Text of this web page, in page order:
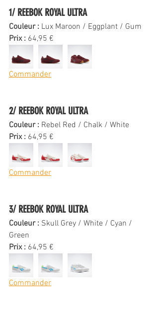
1/ REEBOK ROYAL ULTRA
Couleur : Lux Maroon / Eggplant / Gum
Prix : 64,95 €
Commander
2/ REEBOK ROYAL ULTRA
Couleur : Rebel Red / Chalk / White
Prix : 64,95 €
Commander
3/ REEBOK ROYAL ULTRA
Couleur : Skull Grey / White / Cyan /
Green
Prix : 64,95 €
Commander